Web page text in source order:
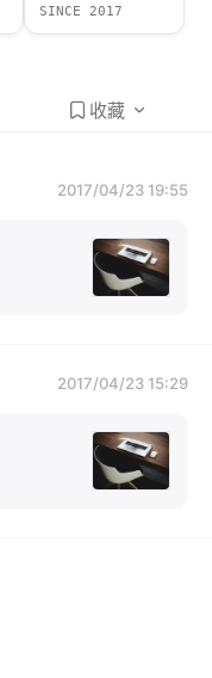
SINCE 2017
收藏
2017/04/23 19:55
2017/04/23 15:29